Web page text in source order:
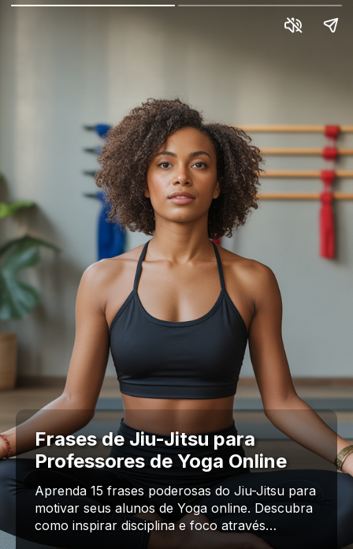
Frases de Jiu-Jitsu para
Professores de Yoga Online
Aprenda 15 frases poderosas do Jiu-Jitsu para
motivar seus alunos de Yoga online. Descubra
como inspirar disciplina e foco através…